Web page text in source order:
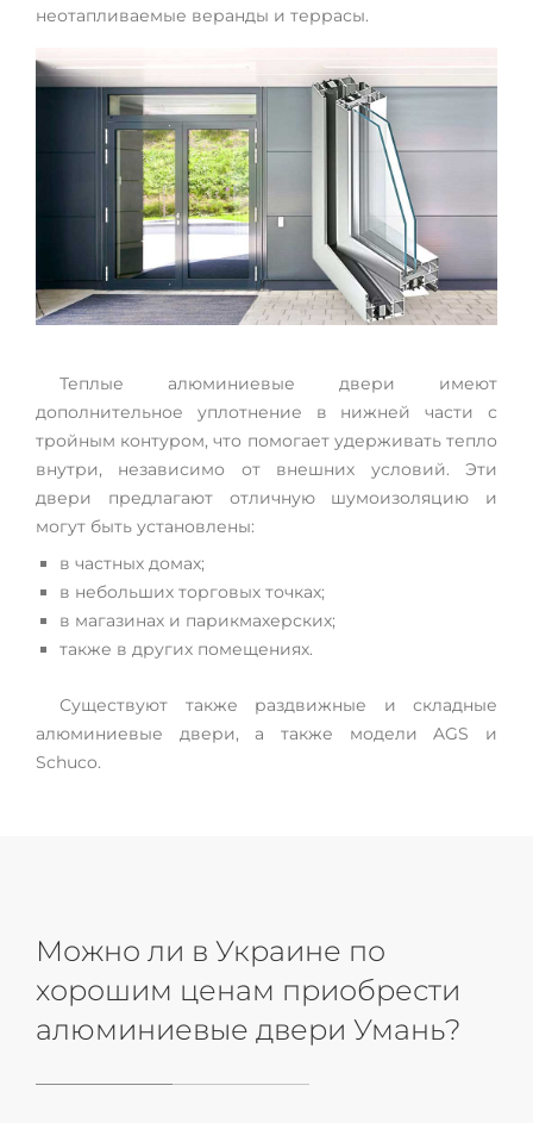
неотапливаемые веранды и террасы.
Теплые алюминиевые двери имеют
дополнительное уплотнение в нижней части с
тройным контуром, что помогает удерживать тепло
внутри, независимо от внешних условий. Эти
двери предлагают отличную шумоизоляцию и
могут быть установлены:
в частных домах;
в небольших торговых точках;
в магазинах и парикмахерских;
также в других помещениях.
Существуют также раздвижные и складные
алюминиевые двери, а также модели AGS и
Schuco.
Можно ли в Украине по
хорошим ценам приобрести
алюминиевые двери Умань?